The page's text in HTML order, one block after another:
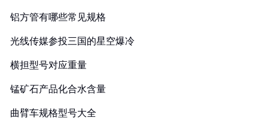
铝方管有哪些常见规格
光线传媒参投三国的星空爆冷
横担型号对应重量
锰矿石产品化合水含量
曲臂车规格型号大全